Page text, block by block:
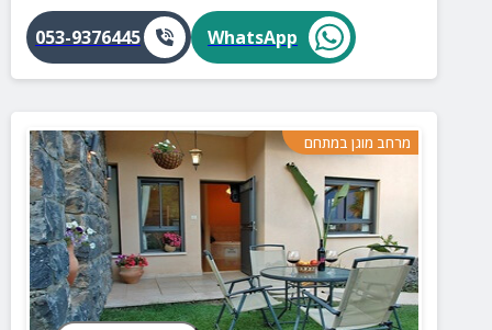
WhatsApp
053-9376445
מרחב מוגן במתחם